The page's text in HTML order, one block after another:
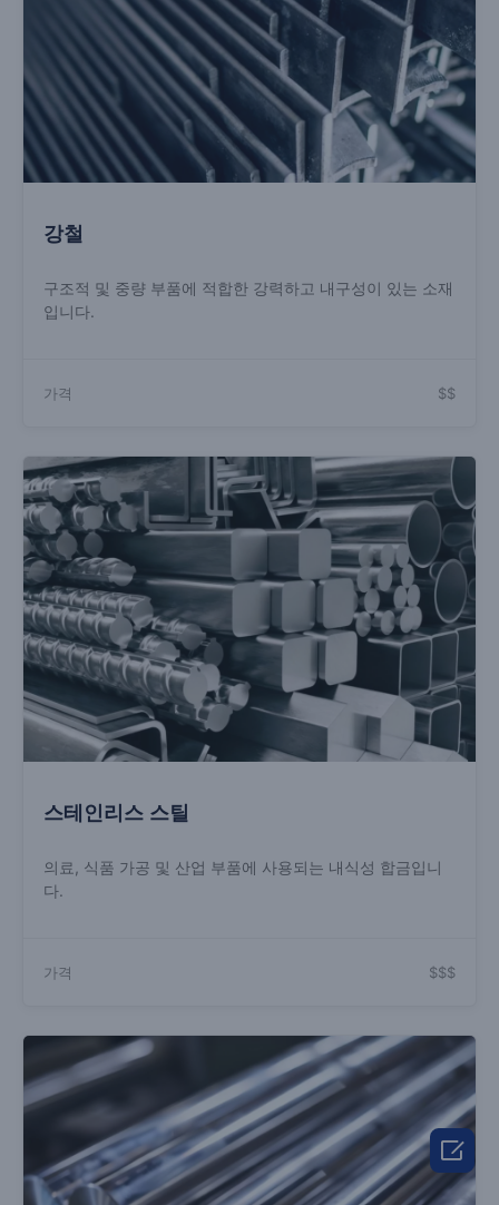
강철
구조적 및 중량 부품에 적합한 강력하고 내구성이 있는 소재
입니다.
가격 $$
스테인리스 스틸
의료, 식품 가공 및 산업 부품에 사용되는 내식성 합금입니
다.
가격 $$$
